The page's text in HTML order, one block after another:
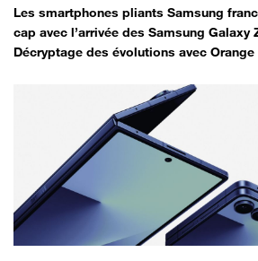
Les smartphones pliants Samsung
cap avec l’arrivée des Samsung Galaxy
Décryptage des évolutions avec Orange